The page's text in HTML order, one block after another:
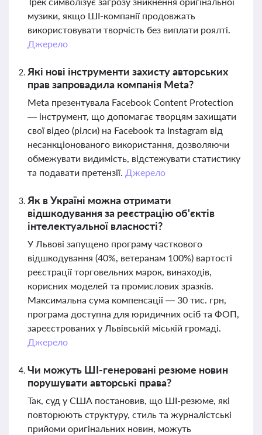
музики, якщо ШІ-компанії продовжать
використовувати творчість без виплати роялті.
Джерело
Які нові інструменти захисту авторських
прав запровадила компанія Meta?
Meta презентувала Facebook Content Protection
— інструмент, що допомагає творцям захищати
свої відео (рілси) на Facebook та Instagram від
несанкціонованого використання, дозволяючи
обмежувати видимість, відстежувати статистику
та подавати претензії. Джерело
Як в Україні можна отримати
відшкодування за реєстрацію об'єктів
інтелектуальної власності?
У Львові запущено програму часткового
відшкодування (40%, ветеранам 100%) вартості
реєстрації торговельних марок, винаходів,
корисних моделей та промислових зразків.
Максимальна сума компенсації — 30 тис. грн,
програма доступна для юридичних осіб та ФОП,
зареєстрованих у Львівській міській громаді.
Джерело
Чи можуть ШІ-генеровані резюме новин
порушувати авторські права?
Так, суд у США постановив, що ШІ-резюме, які
повторюють структуру, стиль та журналістські
прийоми оригінальних новин, можуть